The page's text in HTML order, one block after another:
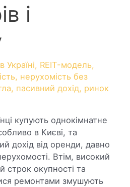
і
Україні, REIT-модель,
, нерухомість без
, пасивний дохід, ринок
купують однокімнатне
в Києві, та
дохід від оренди, давно
Втім, високий
строк окупності та
ремонтами змушують